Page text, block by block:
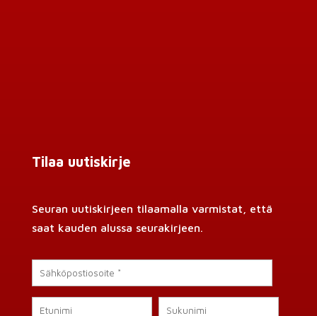
Tilaa uutiskirje
Seuran uutiskirjeen tilaamalla varmistat, että
saat kauden alussa seurakirjeen.